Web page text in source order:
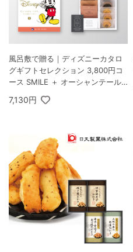
風呂敷で贈る｜ディズニーカタロ
グギフトセレクション 3,800円コ
ース SMILE ＋ オーシャンテール
A
7,130円